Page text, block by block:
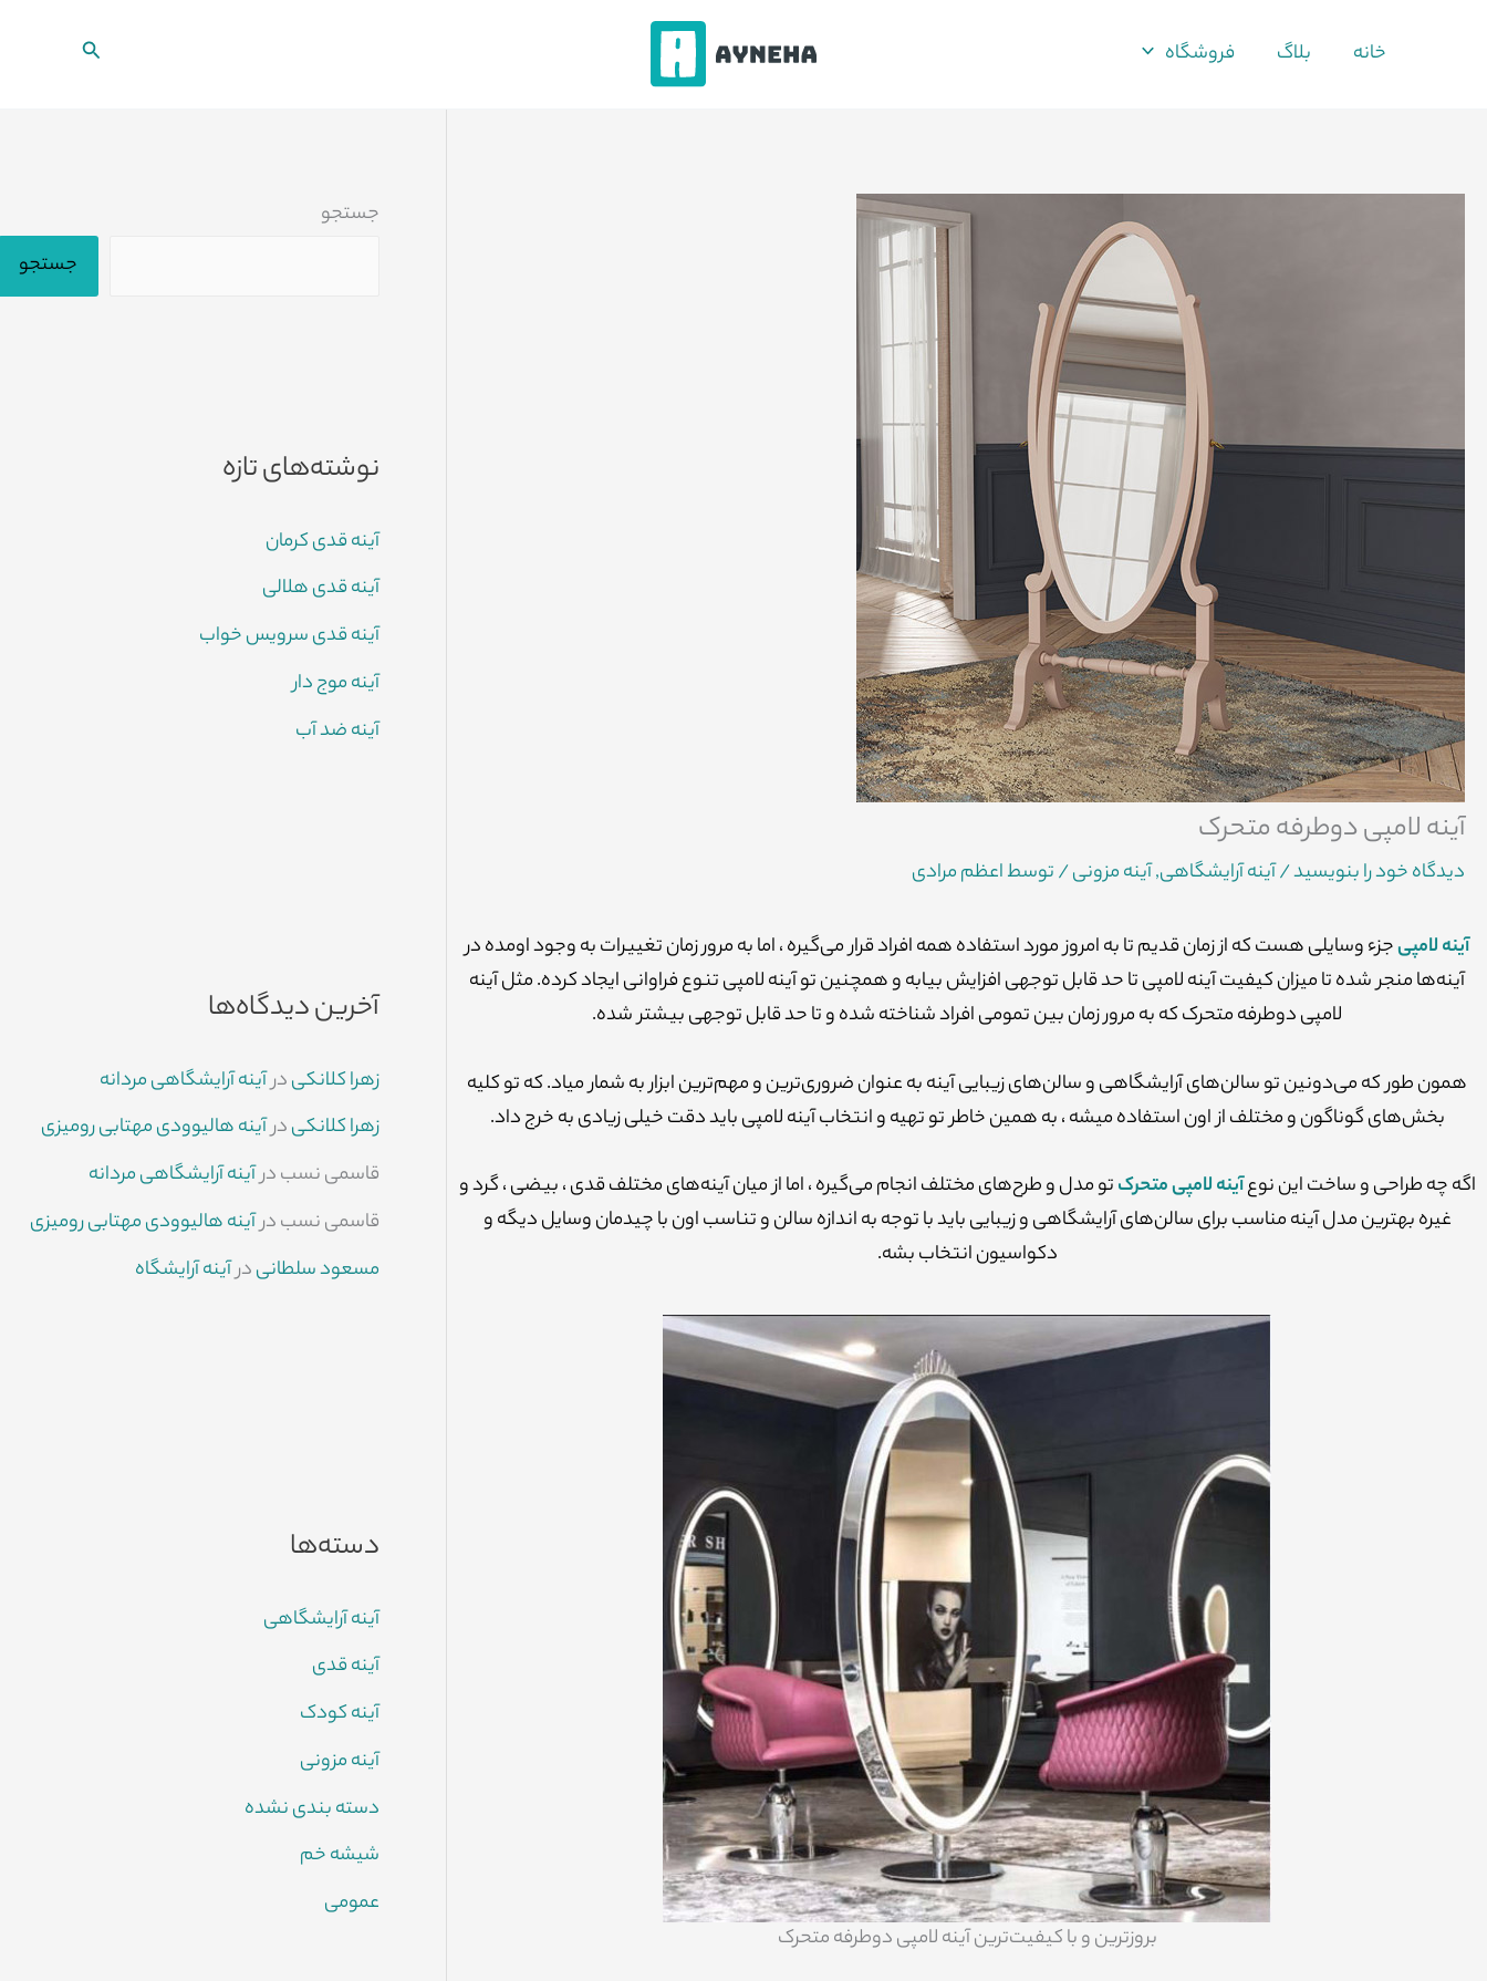
خانه بلاگ فروشگاه جستجو
آینه لامپی دوطرفه متحرک
دیدگاه‌ خود را بنویسید/آینه آرایشگاهی,آینه مزونی/ توسطاعظم مرادی
آینه لامپیجزء وسایلی هست که از زمان قدیم تا به امروز مورد استفاده همه افراد قرار می‌گیره ، اما به مرور زمان تغییرات به وجود اومده در
آینه‌ها منجر شده تا میزان کیفیت آینه لامپی تا حد قابل توجهی افزایش بیابه و همچنین تو آینه لامپی تنوع فراوانی ایجاد کرده. مثل آینه
لامپی دوطرفه متحرک که به مرور زمان بین تمومی افراد شناخته شده و تا حد قابل توجهی بیشتر شده.
همون طور که می‌دونین تو سالن‌های آرایشگاهی و سالن‌های زیبایی آینه به عنوان ضروری‌ترین و مهم‌ترین ابزار به شمار میاد. که تو کلیه
بخش‌های گوناگون و مختلف از اون استفاده میشه ، به همین خاطر تو تهیه و انتخاب آینه لامپی باید دقت خیلی زیادی به خرج داد.
اگه چه طراحی و ساخت این نوعآینه لامپی متحرکتو مدل و طرح‌های مختلف انجام می‌گیره ، اما از میان آینه‌های مختلف قدی ، بیضی ، گرد و
غیره بهترین مدل آینه مناسب برای سالن‌های آرایشگاهی و زیبایی باید با توجه به اندازه سالن و تناسب اون با چیدمان وسایل دیگه و
دکواسیون انتخاب بشه.
بروزترین و با کیفیت‌ترین آینه لامپی دوطرفه متحرک
جستجو
جستجو
نوشته‌های تازه
آینه قدی کرمان
آینه قدی هلالی
آینه قدی سرویس خواب
آینه موج دار
آینه ضد آب
آخرین دیدگاه‌ها
زهرا کلانکیدرآینه آرایشگاهی مردانه
زهرا کلانکیدرآینه هالیوودی مهتابی رومیزی
قاسمی نسبدرآینه آرایشگاهی مردانه
قاسمی نسبدرآینه هالیوودی مهتابی رومیزی
مسعود سلطانیدرآینه آرایشگاه
دسته‌ها
آینه آرایشگاهی
آینه قدی
آینه کودک
آینه مزونی
دسته بندی نشده
شیشه خم
عمومی